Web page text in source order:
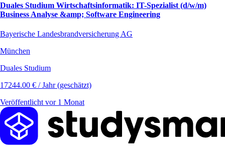
Duales Studium Wirtschaftsinformatik: IT-Spezialist (d/w/m)
Business Analyse &amp; Software Engineering
Bayerische Landesbrandversicherung AG
München
Duales Studium
17244.00 € / Jahr (geschätzt)
Veröffentlicht vor 1 Monat